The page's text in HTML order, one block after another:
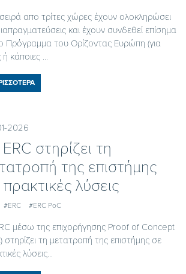
απο τρίτες χώρες έχουν ολοκληρώσει
και έχουν συνδεθεί επίσημα
Πρόγραμμα του Ορίζοντας Ευρώπη (για
ή κάποιες ...
2026
στηρίζει τη
της επιστήμης
λύσεις
#ERC #ERC PoC
μέσω της επιχορήγησης Proof of Concept
στηρίζει τη μετατροπή της επιστήμης σε
λύσεις...